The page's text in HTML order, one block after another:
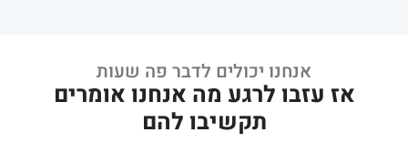
אנחנו יכולים לדבר פה שעות
אז עזבו לרגע מה אנחנו אומרים
תקשיבו להם